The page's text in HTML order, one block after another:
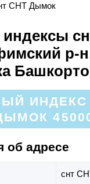
СНТ Дымок
р-
ИНДЕКС
об адресе
снт